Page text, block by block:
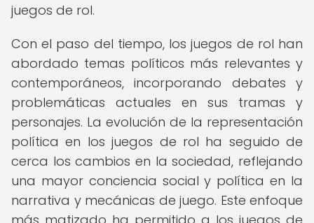
juegos de rol.
Con el paso del tiempo, los juegos de rol han
abordado temas políticos más relevantes y
contemporáneos, incorporando debates y
problemáticas actuales en sus tramas y
personajes. La evolución de la representación
política en los juegos de rol ha seguido de
cerca los cambios en la sociedad, reflejando
una mayor conciencia social y política en la
narrativa y mecánicas de juego. Este enfoque